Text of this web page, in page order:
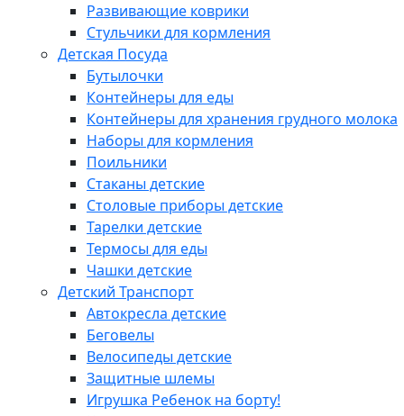
Развивающие коврики
Стульчики для кормления
Детская Посуда
Бутылочки
Контейнеры для еды
Контейнеры для хранения грудного молока
Наборы для кормления
Поильники
Стаканы детские
Столовые приборы детские
Тарелки детские
Термосы для еды
Чашки детские
Детский Транспорт
Автокресла детские
Беговелы
Велосипеды детские
Защитные шлемы
Игрушка Ребенок на борту!